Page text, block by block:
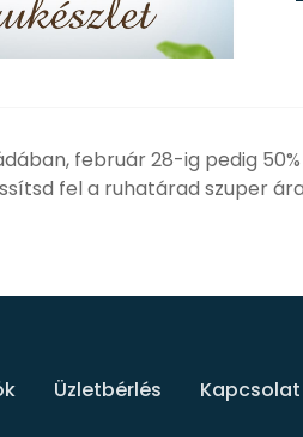
február 28-ig pedig
fel a ruhatárad szuper
Üzletbérlés Kapcsolat